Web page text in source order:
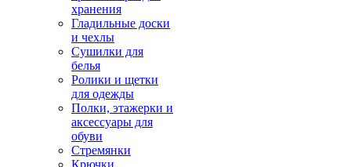
хранения
Гладильные доски
и чехлы
Сушилки для
белья
Ролики и щетки
для одежды
Полки, этажерки и
аксессуары для
обуви
Стремянки
Крючки